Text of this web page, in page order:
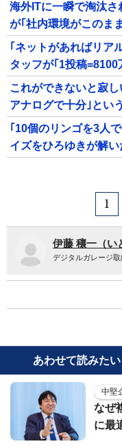
海外ITに一瞬で淘汰
が｢社内環境がこのま
｢ネットがあればリア
タッフが｢1投稿
これができないと寂
アナログで十分｣とい
｢10個のリンゴを3人
イズをひろゆきが解
1
伊藤 穰一（い
デジタルガレージ取
あわせて読みたい
中堅
なぜ
に最